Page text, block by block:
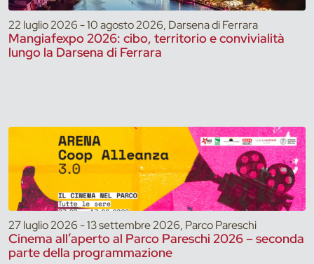
22 luglio 2026 - 10 agosto 2026, Darsena di Ferrara
Mangiafexpo 2026: cibo, territorio e convivialità
lungo la Darsena di Ferrara
27 luglio 2026 - 13 settembre 2026, Parco Pareschi
Cinema all’aperto al Parco Pareschi 2026 – seconda
parte della programmazione